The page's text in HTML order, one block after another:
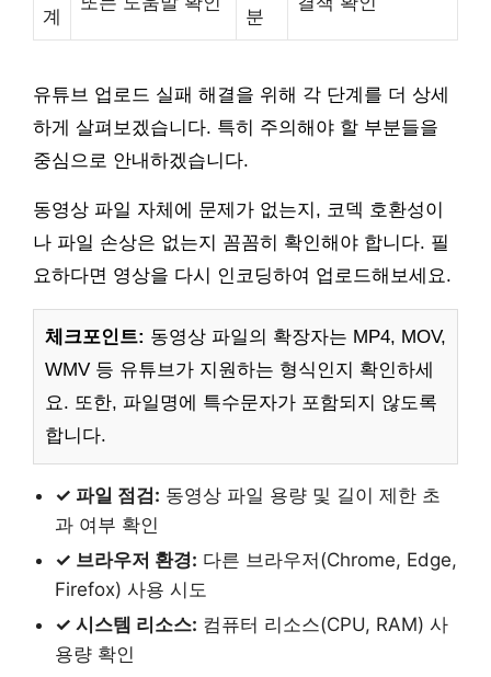
계
분
유튜브 업로드 실패 해결을 위해 각 단계를 더 상세
하게 살펴보겠습니다. 특히 주의해야 할 부분들을
중심으로 안내하겠습니다.
동영상 파일 자체에 문제가 없는지, 코덱 호환성이
나 파일 손상은 없는지 꼼꼼히 확인해야 합니다. 필
요하다면 영상을 다시 인코딩하여 업로드해보세요.
체크포인트: 동영상 파일의 확장자는 MP4, MOV,
WMV 등 유튜브가 지원하는 형식인지 확인하세
요. 또한, 파일명에 특수문자가 포함되지 않도록
합니다.
✓ 파일 점검: 동영상 파일 용량 및 길이 제한 초
과 여부 확인
✓ 브라우저 환경: 다른 브라우저(Chrome, Edge,
Firefox) 사용 시도
✓ 시스템 리소스: 컴퓨터 리소스(CPU, RAM) 사
용량 확인